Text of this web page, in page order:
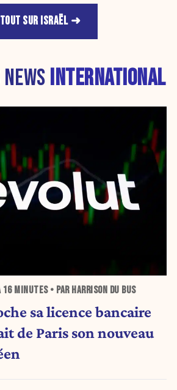
TOUT SUR ISRAËL
INTERNATIONAL
16 MINUTES• PAR HARRISON DU BUS
sa licence bancaire
de Paris son nouveau